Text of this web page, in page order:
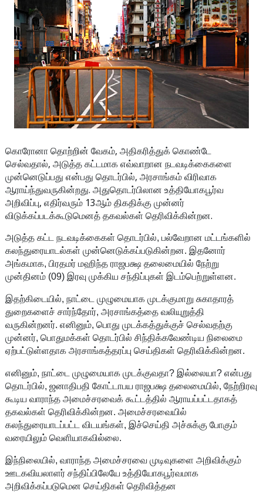
கொரோனா தொற்றின் வேகம், அதிகரித்துக் கொண்டே
செல்வதால், அடுத்த கட்டமாக எவ்வாறான நடவடிக்கைகளை
முன்னெடுப்பது ​என்பது தொடர்பில், அரசாங்கம் விரிவாக
ஆராய்ந்துவருகின்றது. அதுதொடர்பிலான உத்தியோகபூர்வ
அறிவிப்பு, எதிர்வரும் 13ஆம் திகதிக்கு முன்னர்
விடுக்கப்படக்கூடுமெனத் தகவல்கள் தெரிவிக்கின்றன.
அடுத்த கட்ட நடவடிக்கைகள் தொடர்பில், பல்வேறான மட்டங்களில்
கலந்துரையாடல்கள் முன்னெடுக்கப்படுகின்றன. இதனோர்
அங்கமாக, பிரதமர் மஹிந்த ராஜபக்ஷ தலைமையில் நேற்று
முன்தினம் (09) இரவு முக்கிய சந்திப்புகள் இடம்பெற்றுள்ளன.
இதற்கிடையில், நாட்டை முழுமையாக முடக்குமாறு சுகாதாரத்
துறைகளைச் சார்ந்தோர், அரசாங்கத்தை வலியுறுத்தி
வருகின்றனர். எனினும், பொது முடக்கத்துக்குச் செல்வதற்கு
முன்னர், பொதுமக்கள் தொடர்பில் சிந்திக்கவேண்டிய நிலைமை
ஏற்பட்டுள்ளதாக அரசாங்கத்தரப்பு செய்திகள் தெரிவிக்கின்றன.
எனினும், நாட்டை முழுமையாக முடக்குவதா? இல்லையா? என்பது
தொடர்பில், ஜனாதிபதி கோட்டாபய ராஜபக்ஷ தலைமையில், நேற்றிரவு
கூடிய வாராந்த அமைச்சரவைக் கூட்டத்தில் ஆராயப்பட்டதாகத்
தகவல்கள் தெரிவிக்கின்றன. அமைச்சரவையில்
கலந்துரையாடப்பட்ட விடயங்கள், இச்செய்தி அச்சுக்கு போகும்
வரையிலும் வெளியாகவில்லை.
இந்நிலையில், வாராந்த அமைச்சரவை முடிவுகளை அறிவிக்கும்
ஊடகவியலாளர் சந்திப்பிலேயே உத்தியோகபூர்வமாக
அறிவிக்கப்படுமென செய்திகள் தெரிவித்தன